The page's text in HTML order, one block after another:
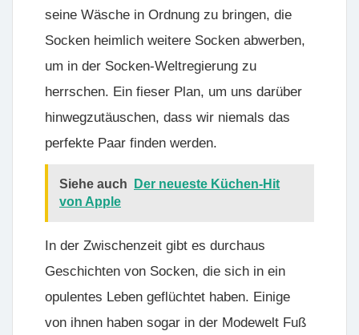
seine Wäsche in Ordnung zu bringen, die
Socken heimlich weitere Socken abwerben,
um in der Socken-Weltregierung zu
herrschen. Ein fieser Plan, um uns darüber
hinwegzutäuschen, dass wir niemals das
perfekte Paar finden werden.
Siehe auch
Der neueste Küchen-Hit
von Apple
In der Zwischenzeit gibt es durchaus
Geschichten von Socken, die sich in ein
opulentes Leben geflüchtet haben. Einige
von ihnen haben sogar in der Modewelt Fuß